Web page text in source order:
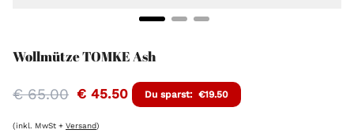
Wollmütze TOMKE Ash
€ 45.50
Regulärer
Preis
€ 65.00 Du sparst: €19.50
(inkl. MwSt + Versand)